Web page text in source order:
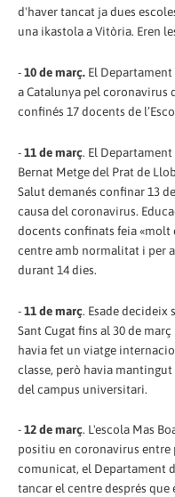
d'haver tancat ja dues
una ikastola a Vitòria. Eren
-10 de març. El
a Catalunya pel coronavirus
confinés 17 docents de
-11 de març. El
Bernat Metge del Prat de
Salut demanés confinar 13
causa del coronavirus.
docents confinats feia
centre amb normalitat i per
durant 14 dies.
-11 de març. Esade decideix
Sant Cugat fins al 30 de
havia fet un viatge
classe, però havia
del campus universitari.
-12 de març. L'escola Mas
positiu en coronavirus entre
comunicat, el Departament
tancar el centre després que